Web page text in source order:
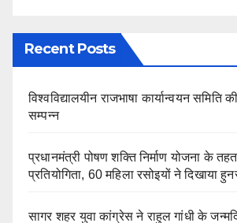
Recent Posts
विश्वविद्यालयीन राजभाषा कार्यान्वयन समिति
सम्पन्न
प्रधानमंत्री पोषण शक्ति निर्माण योजना के
प्रतियोगिता, 60 महिला रसोइयों ने दिखाया
सागर शहर युवा कांग्रेस ने राहुल गांधी के